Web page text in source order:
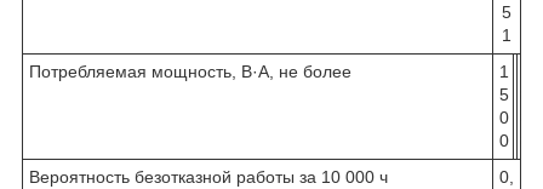
5
1
Потребляемая мощность, В·А, не более
1
5
0
0
Вероятность безотказной работы за 10 000 ч
0,